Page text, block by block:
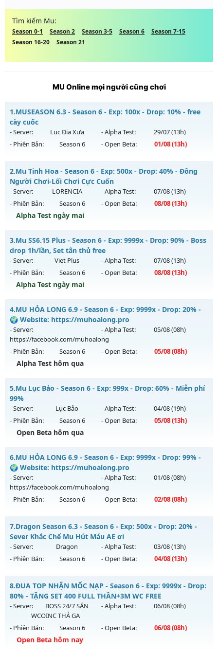
Tìm kiếm Mu:
Season 0-1 Season 2 Season 3-5 Season 6
Season 7-15
Season 16-20
Season 21
MU Online mọi người cũng chơi
1.MUSEASON 6.3 - Season 6 - Exp: 100x - Drop: 10% - free
cày cuốc
- Server: Lục Địa Xưa - Alpha Test: 29/07(13h)
- Phiên Bản:
Season 6 - Open Beta: 01/08(13h)
MUSEASON 6.3 - free cày cuốc
Mu mới ra tháng 08 2026 - Mở máy chủ
13h ngày 01/08/2626
Exp: 100x - Drop: 10%
Kiểu reset: Reset In Game
Antihack: hoàn toàn mới
2.Mu Tinh Hoa - Season 6 - Exp: 500x - Drop: 40% - Đông
Người Chơi-Lối Chơi Cực Cuốn
- Server: LORENCIA - Alpha Test: 07/08(13h)
- Phiên Bản:
Season 6 - Open Beta: 08/08(13h)
Alpha Test ngày mai
Mu Tinh Hoa - Đông Người Chơi-Lối Chơi Cực Cuốn
Mu mới ra tháng 08 2026 - Mở máy chủ
ngày 08/08/2626
Exp: 500x - Drop: 40%
Kiểu reset: Reset In Game
Thể loại: Mu Nguyên bản Webzen
Antihack: Anti Vip
3.Mu SS6.15 Plus - Season 6 - Exp: 9999x - Drop: 90% - Boss
drop 1h/lần, Set tân thủ free
- Server: Viet Plus - Alpha Test: 07/08(13h)
- Phiên Bản:
Season 6 - Open Beta: 08/08(13h)
Alpha Test ngày mai
Mu SS6.15 Plus - Boss drop 1h/lần, Set tân thủ free
Mu mới ra tháng 08 2026 - Mở máy chủ
ngày 08/08/2626
Exp: 9999x - Drop: 90%
Kiểu reset: Reset In Game
Antihack: Phoenix chống hack mới
4.MU HỎA LONG 6.9 - Season 6 - Exp: 9999x - Drop: 20% -
🌍 Website: https://muhoalong.pro
- Server:
https://facebook.com/muhoalong
- Alpha Test: 05/08(08h)
- Phiên Bản: Season 6 - Open Beta: 05/08(08h)
Alpha Test hôm qua
MU HỎA LONG 6.9 - 🌍 Website: https://muhoalong.pro
Mu mới ra tháng 08 2026 - Mở máy chủ
https://facebook.com/muhoalongvào 08h ngày
05/08/2626
Exp: 9999x - Drop: 20%
Thể loại: Mu Nguyên bản Webzen
Antihack: XShield
5.Mu Lục Bảo - Season 6 - Exp: 999x - Drop: 60% - Miễn phí
99%
- Server: Lục Bảo - Alpha Test: 04/08(19h)
- Phiên Bản:
Season 6 - Open Beta: 05/08(13h)
Open Beta hôm qua
Mu Lục Bảo - Miễn phí 99%
Mu mới ra tháng 08 2026 - Mở máy chủ
ngày 05/08/2626
Exp: 999x - Drop: 60%
Antihack: SharkAnti
6.MU HỎA LONG 6.9 - Season 6 - Exp: 9999x - Drop: 99% -
🌍 Website: https://muhoalong.pro
- Server:
https://facebook.com/muhoalong
- Alpha Test: 01/08(08h)
- Phiên Bản: Season 6 - Open Beta: 02/08(08h)
Mu mới ra tháng 08 2026 - Mở máy chủ
https://facebook.com/muhoalongvào 08h ngày
02/08/2626
Kiểu reset: Non Reset
Thể loại: Mu Nguyên bản Webzen
Antihack: XShield
7.Dragon Season 6.3 - Season 6 - Exp: 500x - Drop: 20% -
Sever Khắc Chế Mu Hút Máu AE ơi
- Server: Dragon - Alpha Test: 03/08(13h)
- Phiên Bản:
Season 6 - Open Beta: 04/08(13h)
Dragon Season 6.3 - Sever Khắc Chế Mu Hút Máu AE ơi
Mu mới ra tháng 08 2026 - Mở máy chủDragon
ngày 04/08/2626
Exp: 500x - Drop: 20%
Kiểu reset: Reset In Game
8.ĐUA TOP NHẬN MỐC NẠP - Season 6 - Exp: 9999x - Drop:
80% - TẶNG SET 400 FULL THẦN+3M WC FREE
- Server:
BOSS 24/7 SĂN
WCOINC THẢ GA
- Alpha Test: 06/08(08h)
- Phiên Bản: Season 6 - Open Beta: 06/08(08h)
Open Beta hôm nay